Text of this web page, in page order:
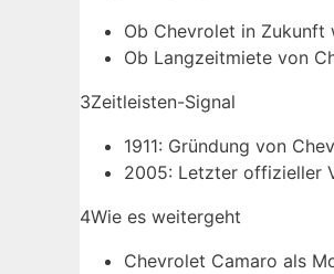
Ob Chevrolet in
Ob Langzeitmiete von
3Zeitleisten-Signal
1911: Gründung von
2005: Letzter offizieller
4Wie es weitergeht
Chevrolet Camaro als